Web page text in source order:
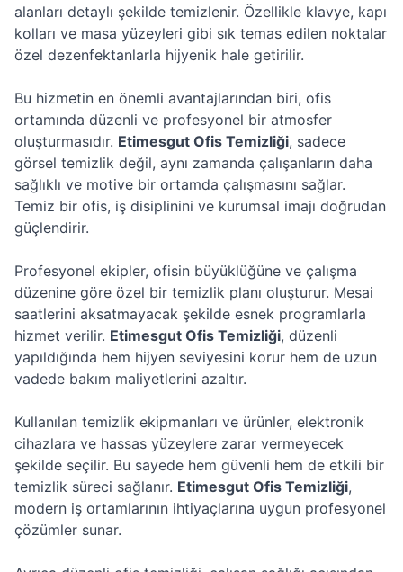
alanları detaylı şekilde temizlenir. Özellikle klavye, kapı
kolları ve masa yüzeyleri gibi sık temas edilen noktalar
özel dezenfektanlarla hijyenik hale getirilir.
Bu hizmetin en önemli avantajlarından biri, ofis
ortamında düzenli ve profesyonel bir atmosfer
oluşturmasıdır. Etimesgut Ofis Temizliği, sadece
görsel temizlik değil, aynı zamanda çalışanların daha
sağlıklı ve motive bir ortamda çalışmasını sağlar.
Temiz bir ofis, iş disiplinini ve kurumsal imajı doğrudan
güçlendirir.
Profesyonel ekipler, ofisin büyüklüğüne ve çalışma
düzenine göre özel bir temizlik planı oluşturur. Mesai
saatlerini aksatmayacak şekilde esnek programlarla
hizmet verilir. Etimesgut Ofis Temizliği, düzenli
yapıldığında hem hijyen seviyesini korur hem de uzun
vadede bakım maliyetlerini azaltır.
Kullanılan temizlik ekipmanları ve ürünler, elektronik
cihazlara ve hassas yüzeylere zarar vermeyecek
şekilde seçilir. Bu sayede hem güvenli hem de etkili bir
temizlik süreci sağlanır. Etimesgut Ofis Temizliği,
modern iş ortamlarının ihtiyaçlarına uygun profesyonel
çözümler sunar.